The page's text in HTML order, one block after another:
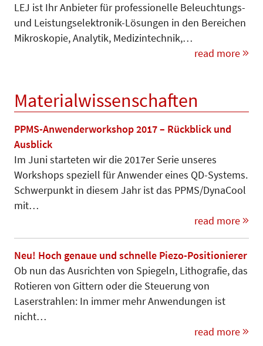
LEJ ist Ihr Anbieter für professio­nelle Beleuchtungs-
und Leis­tungs­­elektronik-Lösungen in den Berei­chen
Mikroskopie, Analytik, Medi­zintechnik,…
read more
Materialwissenschaften
PPMS-Anwenderworkshop 2017 – Rückblick und
Ausblick
Im Juni starteten wir die 2017er Serie unseres
Workshops speziell für Anwender eines QD-Systems.
Schwerpunkt in diesem Jahr ist das PPMS/DynaCool
mit…
read more
Neu! Hoch genaue und schnelle Piezo-Positionierer
Ob nun das Ausrichten von Spiegeln, Lithografie, das
Rotieren von Gittern oder die Steuerung von
Laserstrahlen: In immer mehr Anwendungen ist
nicht…
read more